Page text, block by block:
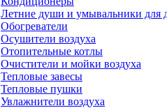
Летние души и умывальники для
Обогреватели
Осушители воздуха
Отопительные котлы
Очистители и мойки воздуха
Тепловые завесы
Тепловые пушки
Увлажнители воздуха